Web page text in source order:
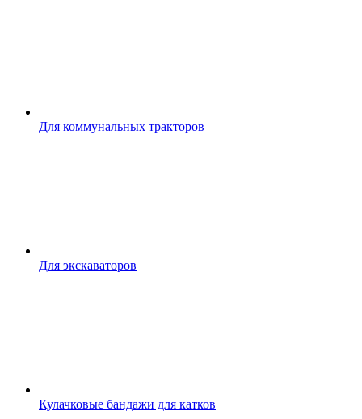
Для коммунальных тракторов
Для экскаваторов
Кулачковые бандажи для катков